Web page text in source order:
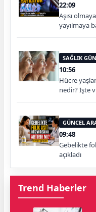
22:09
Aşısı
yayılmaya
SAĞLIK
10:56
Hücre
nedir? İşte
GÜNCEL
09:48
Gebelikte
açıkladı
Trend Haberler